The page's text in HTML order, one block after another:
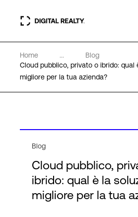
Data center
PlatformDIGITAL®
Chi Siamo
Home ...
Blog
Cloud pubblico, privato o ibrido: qual
migliore per la tua azienda?
Blog
Cloud pubblico,
ibrido: qual è la
migliore per la tua